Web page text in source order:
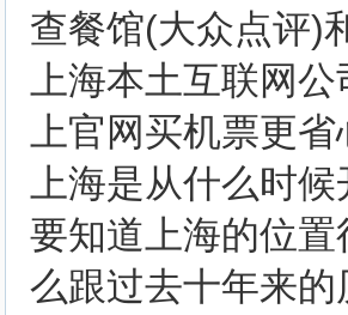
查餐馆(大众点评)
上海本土互联网
上官网买机票更
上海是从什么时
要知道上海的位
么跟过去十年来